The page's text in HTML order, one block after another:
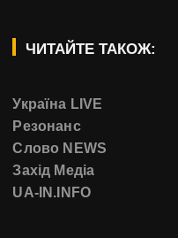
ЧИТАЙТЕ ТАКОЖ:
Україна LIVE
Резонанс
Слово NEWS
Захід Медіа
UA-IN.INFO